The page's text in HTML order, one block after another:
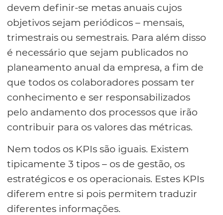
devem definir-se metas anuais cujos
objetivos sejam periódicos – mensais,
trimestrais ou semestrais. Para além disso
é necessário que sejam publicados no
planeamento anual da empresa, a fim de
que todos os colaboradores possam ter
conhecimento e ser responsabilizados
pelo andamento dos processos que irão
contribuir para os valores das métricas.
Nem todos os KPIs são iguais. Existem
tipicamente 3 tipos – os de gestão, os
estratégicos e os operacionais. Estes KPIs
diferem entre si pois permitem traduzir
diferentes informações.